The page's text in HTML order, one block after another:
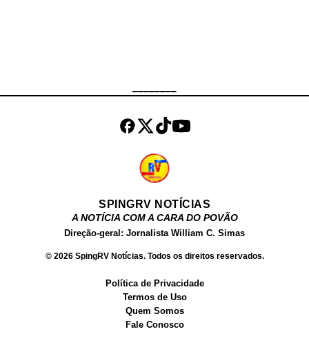
SPINGRV NOTÍCIAS
A NOTÍCIA COM A CARA DO POVÃO
Direção-geral: Jornalista William C. Simas
© 2026 SpingRV Notícias. Todos os direitos reservados.
Política de Privacidade
Termos de Uso
Quem Somos
Fale Conosco